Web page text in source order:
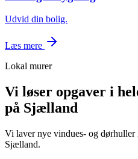
Udvid din bolig.
Læs mere
Lokal murer
Vi løser opgaver i
på Sjælland
Vi laver nye vindues- og dørhuller
Sjælland.